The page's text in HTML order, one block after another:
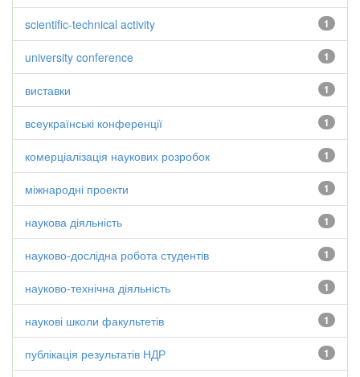
1
scientific-technical activity
1
university conference
1
виставки
1
всеукраїнські конференції
1
комерціалізація наукових розробок
1
міжнародні проекти
1
наукова діяльність
1
науково-дослідна робота студентів
1
науково-технічна діяльність
1
наукові школи факультетів
1
публікація результатів НДР